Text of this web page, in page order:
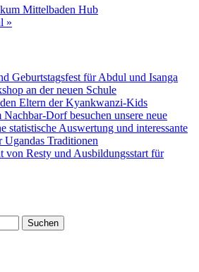
Mittelbaden Hub
»
Geburtstagsfest für Abdul und Isanga
an der neuen Schule
Eltern der Kyankwanzi-Kids
Dorf besuchen unsere neue
statistische Auswertung und interessante
Ugandas Traditionen
von Resty und Ausbildungsstart für